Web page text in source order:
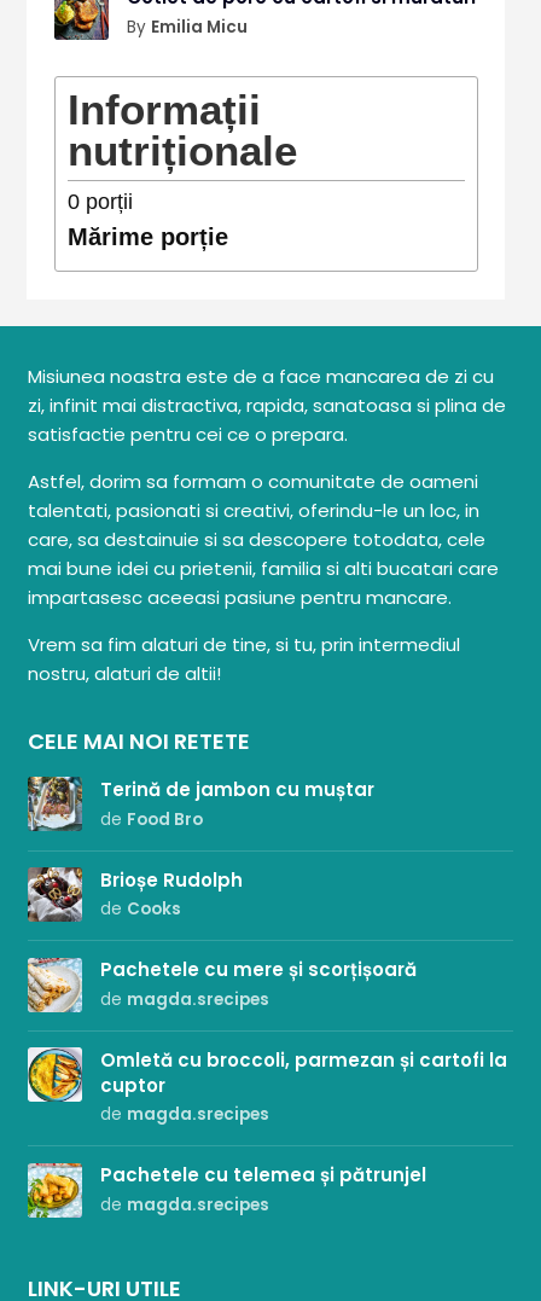
By Emilia Micu
Informații
nutriționale
0porții
Mărime porție
Misiunea noastra este de a face mancarea de zi cu
zi, infinit mai distractiva, rapida, sanatoasa si plina de
satisfactie pentru cei ce o prepara.
Astfel, dorim sa formam o comunitate de oameni
talentati, pasionati si creativi, oferindu-le un loc, in
care, sa destainuie si sa descopere totodata, cele
mai bune idei cu prietenii, familia si alti bucatari care
impartasesc aceeasi pasiune pentru mancare.
Vrem sa fim alaturi de tine, si tu, prin intermediul
nostru, alaturi de altii!
CELE MAI NOI RETETE
Terină de jambon cu muștar
de Food Bro
Brioșe Rudolph
de Cooks
Pachetele cu mere și scorțișoară
de magda.srecipes
Omletă cu broccoli, parmezan și cartofi la
cuptor
de magda.srecipes
Pachetele cu telemea și pătrunjel
de magda.srecipes
LINK-URI UTILE